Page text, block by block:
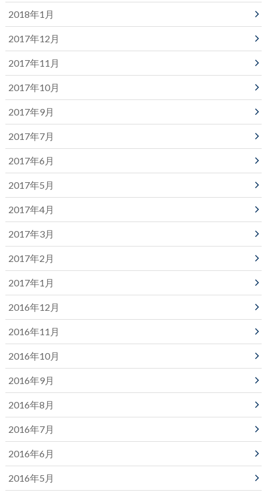
2018年1月
2017年12月
2017年11月
2017年10月
2017年9月
2017年7月
2017年6月
2017年5月
2017年4月
2017年3月
2017年2月
2017年1月
2016年12月
2016年11月
2016年10月
2016年9月
2016年8月
2016年7月
2016年6月
2016年5月